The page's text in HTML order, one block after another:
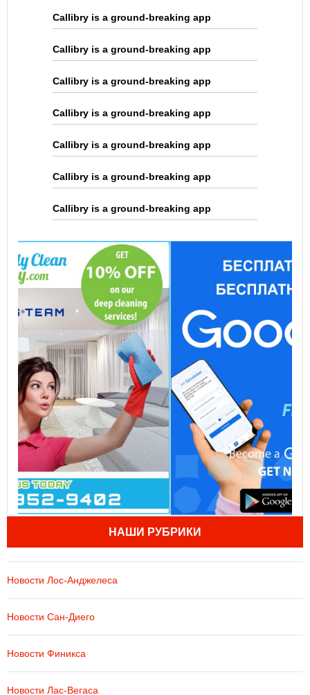
Callibry is a ground-breaking app
Callibry is a ground-breaking app
Callibry is a ground-breaking app
Callibry is a ground-breaking app
Callibry is a ground-breaking app
Callibry is a ground-breaking app
Callibry is a ground-breaking app
НАШИ РУБРИКИ
Новости Лос-Анджелеса
Новости Сан-Диего
Новости Финикса
Новости Лас-Вегаса